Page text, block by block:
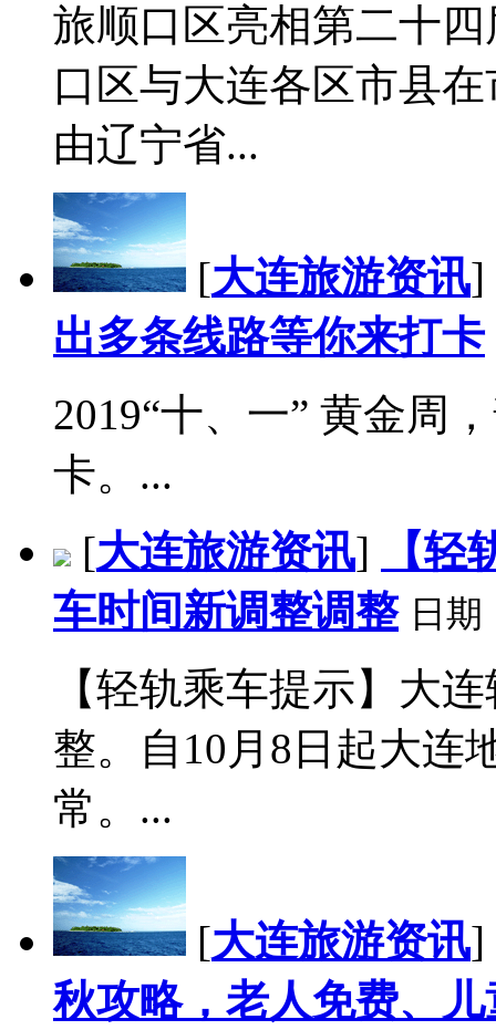
旅顺口区亮相第二十
口区与大连各区市县
由辽宁省...
[大连旅游资讯]
出多条线路等你来打卡
2019“十、一” 黄金周
卡。...
[大连旅游资讯]
【
车时间新调整调整 日期
【轻轨乘车提示】大
整。自10月8日起大连
常。...
[大连旅游资讯]
秋攻略，老人免费、